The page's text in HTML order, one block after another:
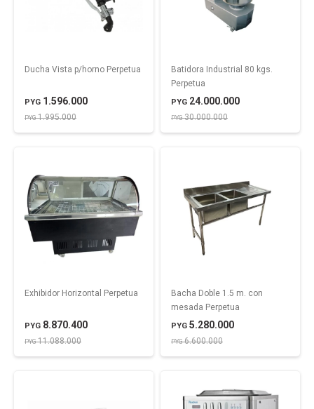
Ducha Vista p/horno Perpetua
PYG 1.596.000
PYG1.995.000
Batidora Industrial 80 kgs.
Perpetua
PYG 24.000.000
PYG30.000.000
Exhibidor Horizontal Perpetua
PYG 8.870.400
PYG11.088.000
Bacha Doble 1.5 m. con
mesada Perpetua
PYG 5.280.000
PYG6.600.000